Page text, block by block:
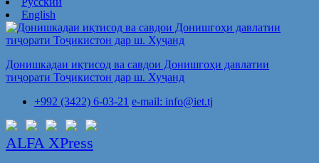
English
Донишкадаи иқтисод ва савдои Донишгоҳи давлатии
тиҷорати Тоҷикистон дар ш. Хуҷанд
+992 (3422) 6-03-21 e-mail: info@iet.tj
ALFA XPress